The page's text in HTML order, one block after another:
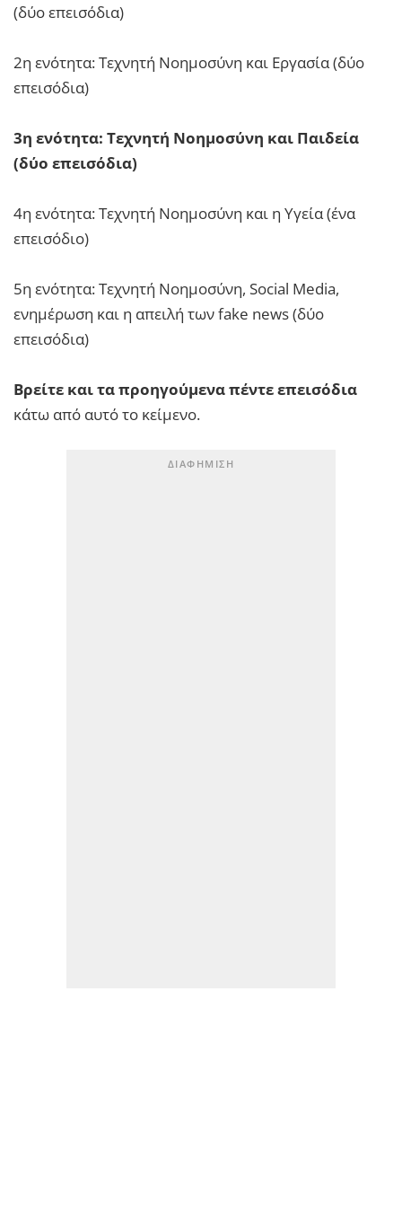
(δύο επεισόδια)
2η ενότητα: Τεχνητή Νοημοσύνη και Εργασία (δύο
επεισόδια)
3η ενότητα: Τεχνητή Νοημοσύνη και Παιδεία
(δύο επεισόδια)
4η ενότητα: Τεχνητή Νοημοσύνη και η Υγεία (ένα
επεισόδιο)
5η ενότητα: Τεχνητή Νοημοσύνη, Social Media,
ενημέρωση και η απειλή των fake news (δύο
επεισόδια)
Βρείτε και τα προηγούμενα πέντε επεισόδια
κάτω από αυτό το κείμενο.